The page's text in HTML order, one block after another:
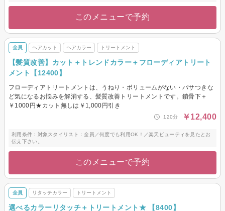
このメニューで予約
全員 ヘアカット ヘアカラー トリートメント
【髪質改善】カット＋トレンドカラー＋フローディアトリート
メント【12400】
フローディアトリートメントは、うねり・ボリュームがない・パサつきな
ど気になるお悩みを解消する、髪質改善トリートメントです。鎖骨下＋
￥1000円★カット無しは￥1,000円引き
120分 ￥12,400
利用条件：対象スタイリスト：全員／何度でも利用OK！／楽天ビューティを見たとお
伝え下さい。
このメニューで予約
全員 リタッチカラー トリートメント
選べるカラーリタッチ＋トリートメント★ 【8400】